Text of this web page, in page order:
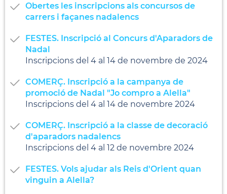
Obertes les inscripcions als concursos de
carrers i façanes nadalencs
FESTES. Inscripció al Concurs d'Aparadors de
Nadal
Inscripcions del 4 al 14 de novembre de 2024
COMERÇ. Inscripció a la campanya de
promoció de Nadal "Jo compro a Alella"
Inscripcions del 4 al 14 de novembre 2024
COMERÇ. Inscripció a la classe de decoració
d'aparadors nadalencs
Inscripcions del 4 al 12 de novembre 2024
FESTES. Vols ajudar als Reis d'Orient quan
vinguin a Alella?